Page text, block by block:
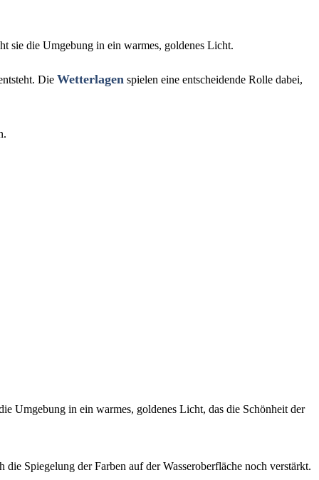
sie die Umgebung in ein warmes, goldenes Licht.
Die Wetterlagen spielen eine entscheidende Rolle dabei,
Umgebung in ein warmes, goldenes Licht, das die Schönheit der
die Spiegelung der Farben auf der Wasseroberfläche noch verstärkt.